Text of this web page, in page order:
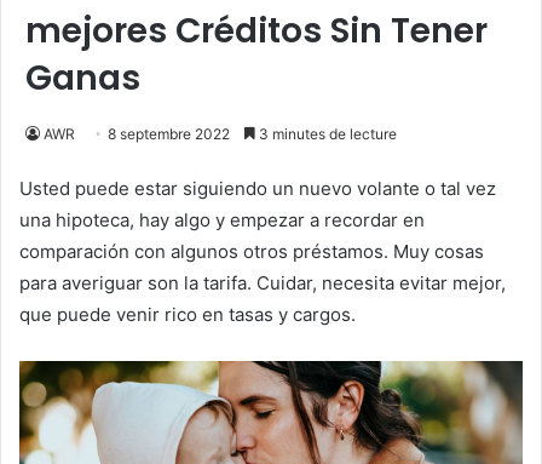
mejores Créditos Sin Tener
Ganas
AWR 8 septembre 2022 3 minutes de lecture
Usted puede estar siguiendo un nuevo volante o tal vez
una hipoteca, hay algo y empezar a recordar en
comparación con algunos otros préstamos. Muy cosas
para averiguar son la tarifa. Cuidar, necesita evitar mejor,
que puede venir rico en tasas y cargos.